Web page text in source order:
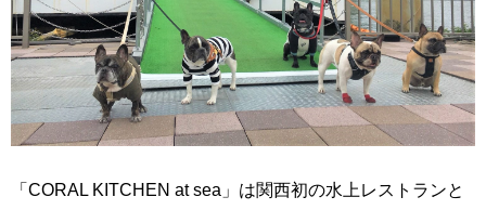
「CORAL KITCHEN at sea」は関西初の水上レストランと